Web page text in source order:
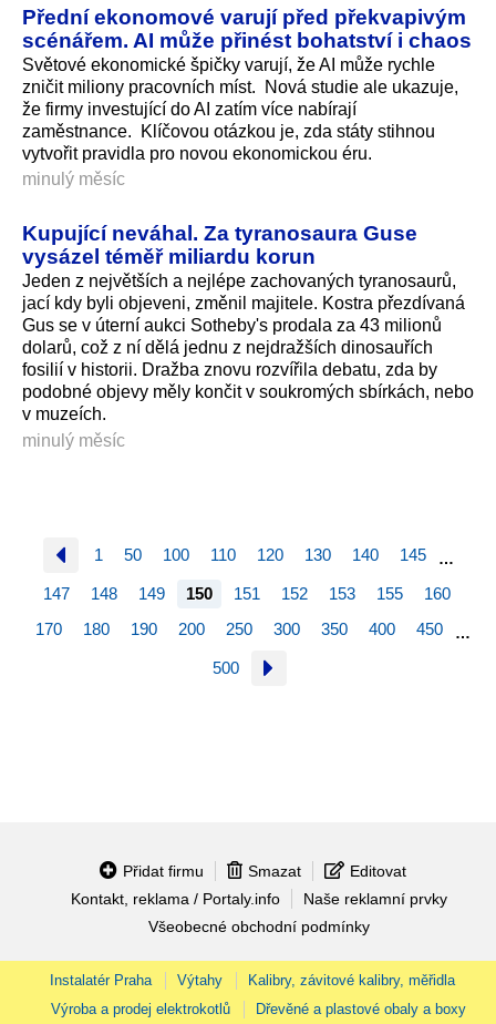
Přední ekonomové varují před překvapivým
scénářem. AI může přinést bohatství i chaos
Světové ekonomické špičky varují, že AI může rychle
zničit miliony pracovních míst. Nová studie ale ukazuje,
že firmy investující do AI zatím více nabírají
zaměstnance. Klíčovou otázkou je, zda státy stihnou
vytvořit pravidla pro novou ekonomickou éru.
minulý měsíc
Kupující neváhal. Za tyranosaura Guse
vysázel téměř miliardu korun
Jeden z největších a nejlépe zachovaných tyranosaurů,
jací kdy byli objeveni, změnil majitele. Kostra přezdívaná
Gus se v úterní aukci Sotheby's prodala za 43 milionů
dolarů, což z ní dělá jednu z nejdražších dinosauřích
fosilií v historii. Dražba znovu rozvířila debatu, zda by
podobné objevy měly končit v soukromých sbírkách, nebo
v muzeích.
minulý měsíc
1 50 100 110 120 130 140 145 …
147 148 149 150 151 152 153 155
160
170
180 190 200 250 300 350 400 450 …
500
Přidat firmu Smazat
Editovat
Kontakt, reklama / Portaly.info
Naše reklamní prvky
Všeobecné obchodní podmínky
Instalatér Praha Výtahy
Kalibry, závitové kalibry, měřidla
Výroba a prodej elektrokotlů
Dřevěné a plastové obaly a boxy